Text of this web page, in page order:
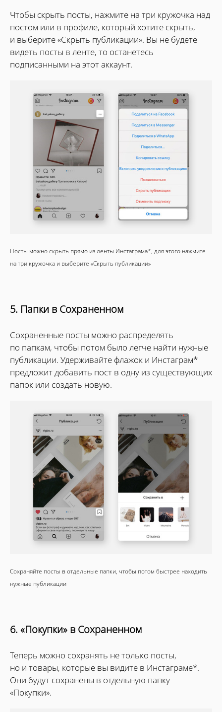
Чтобы скрыть посты, нажмите на три кружочка над
постом или в профиле, который хотите скрыть,
и выберите «Скрыть публикации». Вы не будете
видеть посты в ленте, то останетесь
подписанными на этот аккаунт.
Посты можно скрыть прямо из ленты Инстаграма*, для этого нажмите
на три кружочка и выберите «Скрыть публикации»
5. Папки в Сохраненном
Сохраненные посты можно распределять
по папкам, чтобы потом было легче найти нужные
публикации. Удерживайте флажок и Инстаграм*
предложит добавить пост в одну из существующих
папок или создать новую.
Сохраняйте посты в отдельные папки, чтобы потом быстрее находить
нужные публикации
6. «Покупки» в Сохраненном
Теперь можно сохранять не только посты,
но и товары, которые вы видите в Инстаграме*.
Они будут сохранены в отдельную папку
«Покупки».